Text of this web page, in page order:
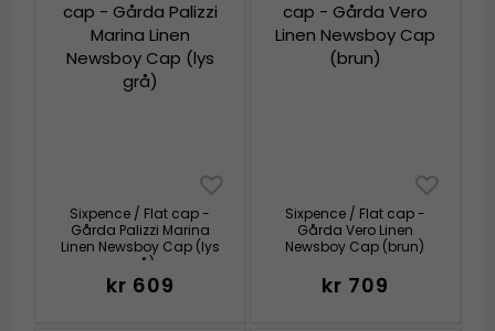
Sixpence / Flat cap -
Gårda Palizzi Marina
Linen Newsboy Cap (lys
grå)
kr 609
Sixpence / Flat cap -
Gårda Vero Linen
Newsboy Cap (brun)
kr 709